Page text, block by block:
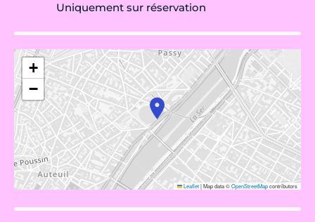
Uniquement sur réservation
+
−
Leaflet|Map data ©OpenStreetMapcontributors